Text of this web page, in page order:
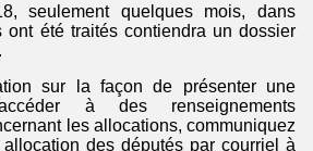
seulement quelques mois, dans
ont été traités contiendra un dossier
sur la façon de présenter une
à des renseignements
les allocations, communiquez
des députés par courriel à